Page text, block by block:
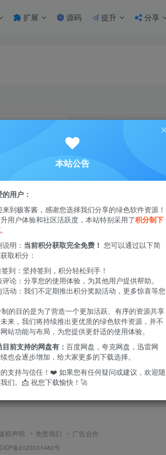
扩展 源码 提升 分享
路畅享高
影
橘汁TV是一款专为电视端用户打造的智能追剧神器，聚合全网热门影视内容，涵盖电影、电视剧、综艺、动漫、纪录片等多种类型。平台界面简洁直观，支持多线路播放与自动切换功能，让用户在不同网络...
权声明 免责我们 广告合作
ICP备2023031482号
本站公告
用户：
来到极客酱，感谢您选择我们分享的绿色软件资源！
用户体验和社区活跃度，本站特别采用了积分制下
。
明： 当前积分获取完全免费！ 您可以通过以下简
取积分：
到：坚持签到，积分轻松到手！
评论：分享您的使用体验，为其他用户提供帮助。
活动：我们不定期推出积分奖励活动，更多惊喜等您
制的目的是为了营造一个更加活跃、有序的资源共享
来，我们将持续推出更优质的绿色软件资源，并不
站功能与布局，为您提供更舒适的使用体验。
目前支持的网盘有： 百度网盘，夸克网盘，迅雷网
也会逐步增加，给大家更多的下载选择。
支持与信任！❤️ 如果您有任何疑问或建议，欢迎随
们。📩 祝您下载愉快！🚀